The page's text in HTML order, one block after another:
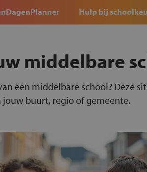
Hulp bij
middelbare
een middelbare school? Deze
jouw buurt, regio of gemeente.